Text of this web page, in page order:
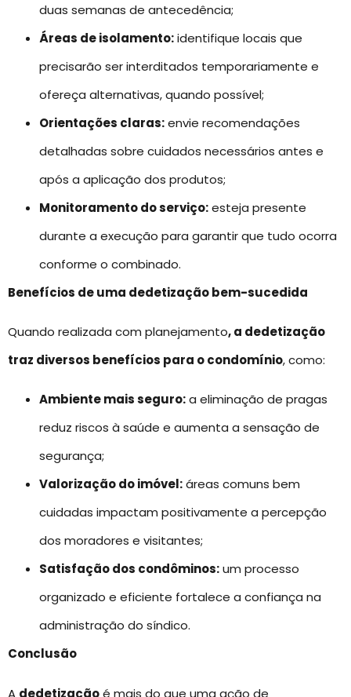
duas semanas de antecedência;
Áreas de isolamento:identifique locais que
precisarão ser interditados temporariamente e
ofereça alternativas, quando possível;
Orientações claras:envie recomendações
detalhadas sobre cuidados necessários antes e
após a aplicação dos produtos;
Monitoramento do serviço:esteja presente
durante a execução para garantir que tudo ocorra
conforme o combinado.
Benefícios de uma dedetização bem-sucedida
Quando realizada com planejamento, a dedetização
traz diversos benefícios para o condomínio, como:
Ambiente mais seguro:a eliminação de pragas
reduz riscos à saúde e aumenta a sensação de
segurança;
Valorização do imóvel:áreas comuns bem
cuidadas impactam positivamente a percepção
dos moradores e visitantes;
Satisfação dos condôminos:um processo
organizado e eficiente fortalece a confiança na
administração do síndico.
Conclusão
A dedetizaçãoé mais do que uma ação de